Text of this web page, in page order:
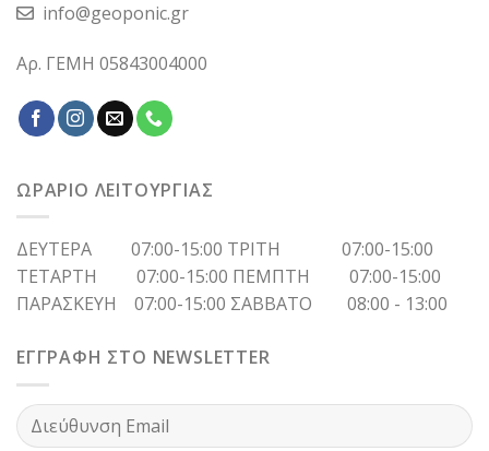
info@geoponic.gr
Αρ. ΓΕΜΗ 05843004000
ΩΡΑΡΙΟ ΛΕΙΤΟΥΡΓΙΑΣ
ΔΕΥΤΕΡΑ 07:00-15:00 ΤΡΙΤΗ 07:00-15:00
ΤΕΤΑΡΤΗ 07:00-15:00 ΠΕΜΠΤΗ 07:00-15:00
ΠΑΡΑΣΚΕΥΗ 07:00-15:00 ΣΑΒΒΑΤΟ 08:00 - 13:00
ΕΓΓΡΑΦΗ ΣΤΟ NEWSLETTER